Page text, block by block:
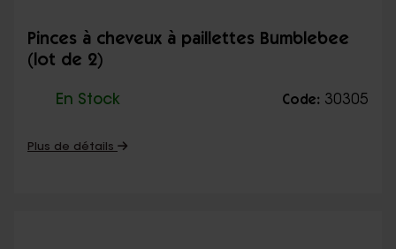
Pinces à cheveux à paillettes Bumblebee
(lot de 2)
En Stock Code: 30305
Plus de détails